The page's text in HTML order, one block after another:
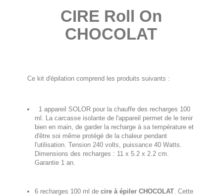
CIRE Roll On
CHOCOLAT
Ce kit d'épilation comprend les produits suivants :
1 appareil SOLOR pour la chauffe des recharges 100
ml. La carcasse isolante de l'appareil permet de le tenir
bien en main, de garder la recharge à sa température et
d'être soi même protégé de la chaleur pendant
l'utilisation. Tension 240 volts, puissance 40 Watts.
Dimensions des recharges : 11 x 5.2 x 2.2 cm.
Garantie 1 an.
6 recharges 100 ml de cire à épiler CHOCOLAT. Cette